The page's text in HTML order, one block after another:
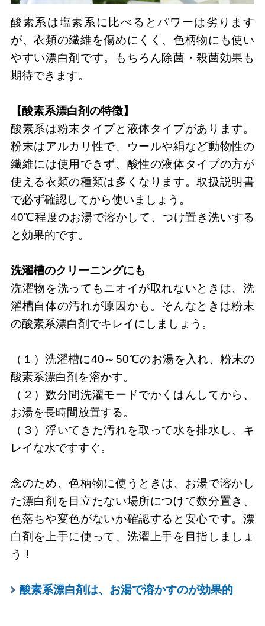
酸素系は塩素系に比べるとパワーは劣ります
が、衣類の繊維を傷めにくく、色柄物にも使い
やすい漂白剤です。もちろん除菌・殺菌効果も
期待できます。
【酸素系漂白剤の特徴】
酸素系は粉末タイプと液体タイプがあります。
粉末はアルカリ性で、ウールや絹など動物性の
繊維には使用できず、酸性の液体タイプの方が
使える衣類の種類は多くなります。取扱説明書
で必ず確認してから使いましょう。
40℃程度のお湯で溶かして、つけ置き洗いする
と効果的です。
洗濯槽のクリーニングにも
洗濯物を洗ってもニオイが取れないときは、洗
濯槽自体の汚れが原因かも。そんなときは粉末
の酸素系漂白剤でキレイにしましょう。
（１）洗濯槽に40～50℃のお湯を入れ、粉末の
酸素系漂白剤を溶かす。
（２）数分間洗濯モードでかくはんしてから、
お湯を長時間放置する。
（３）浮いてきた汚れを取って水を排水し、キ
レイな水ですすぐ。
念のため、色柄物に使うときは、お湯で溶かし
た漂白剤を目立たない場所につけて数分置き、
色落ちや変色がないか確認すると安心です。漂
白剤を上手に使って、洗濯上手を目指しましょ
う！
酸素系漂白剤は、お湯で溶かすのが効果的